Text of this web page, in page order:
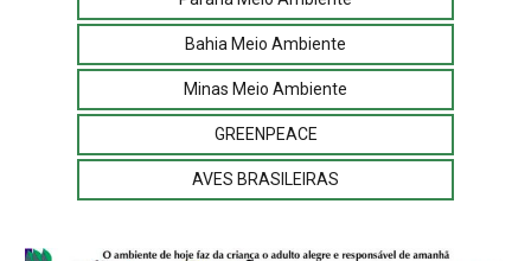
Bahia Meio Ambiente
Minas Meio Ambiente
GREENPEACE
AVES BRASILEIRAS